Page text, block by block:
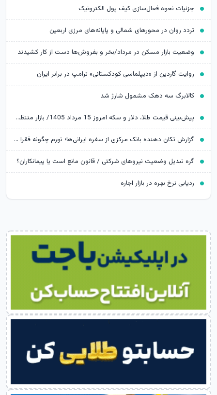
جزئیات نحوه فعال‌سازی کیف پول الکترونیک
تردد روان در محورهای شمالی و پایانه‌های مرزی اربعین
وضعیت بازار مسکن در مرداد/بخر و بفروش‌ها دست از کار کشیدند
روایت گاردین از «دیپلماسی کودکستانی» ترامپ در برابر ایران
کالابرگ سه دهک مشمول شارژ شد
پیش‌بینی قیمت طلا، دلار و سکه امروز 15 مرداد 1405/ بازار منتظر مذاکرات تنگه هرمز
گزارش تکان‌ دهنده بانک مرکزی از سفره ایرانی‌ها؛ تورم چگونه فقرا را فقیرتر کرد؟
گره تبدیل وضعیت نیروهای شرکتی / قانون مانع است یا پیمانکاران؟
ردیابی نرخ بهره در بازار اجاره